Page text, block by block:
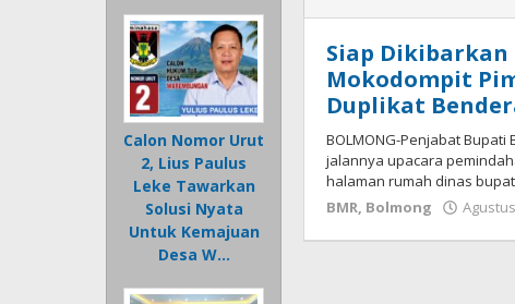
Calon Nomor Urut
2, Lius Paulus
Leke Tawarkan
Solusi Nyata
Untuk Kemajuan
Desa W…
Siap Dikibarkan
Mokodompit
Duplikat
BOLMONG-Penjabat Bupati
jalannya upacara
halaman rumah dinas
BMR, Bolmong